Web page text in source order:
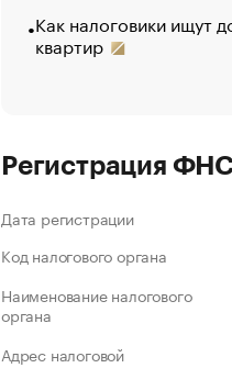
Как налоговики ищут
квартир
Регистрация
Дата регистрации
Код налогового органа
Наименование налогового
органа
Адрес налоговой